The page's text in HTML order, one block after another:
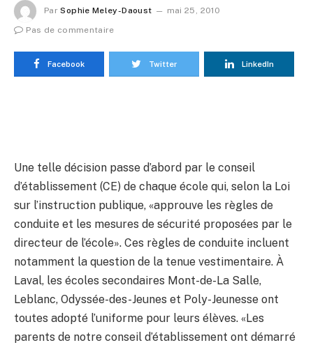
Par Sophie Meley-Daoust
mai 25, 2010
Pas de commentaire
Facebook Twitter LinkedIn
Une telle décision passe d’abord par le conseil
d’établissement (CE) de chaque école qui, selon la Loi
sur l’instruction publique, «approuve les règles de
conduite et les mesures de sécurité proposées par le
directeur de l’école». Ces règles de conduite incluent
notamment la question de la tenue vestimentaire. À
Laval, les écoles secondaires Mont-de-La Salle,
Leblanc, Odyssée-des-Jeunes et Poly-Jeunesse ont
toutes adopté l’uniforme pour leurs élèves. «Les
parents de notre conseil d’établissement ont démarré